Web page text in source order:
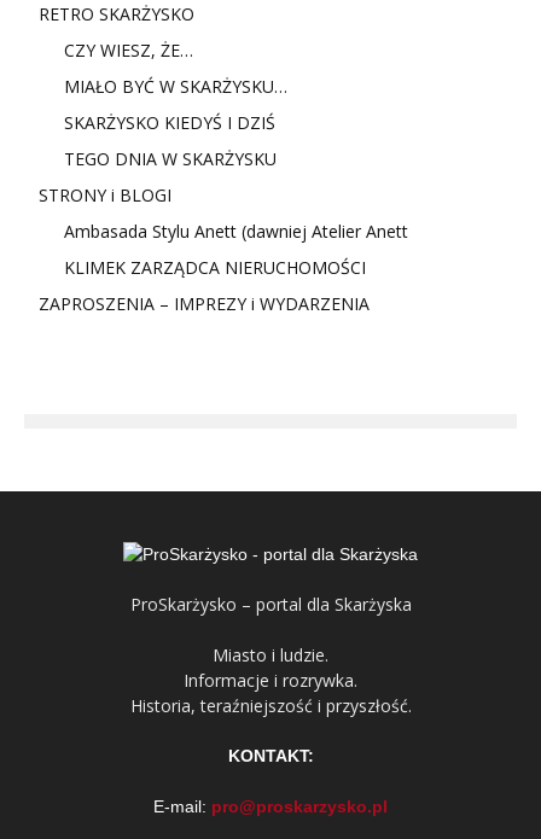
RETRO SKARŻYSKO
CZY WIESZ, ŻE…
MIAŁO BYĆ W SKARŻYSKU…
SKARŻYSKO KIEDYŚ I DZIŚ
TEGO DNIA W SKARŻYSKU
STRONY i BLOGI
Ambasada Stylu Anett (dawniej Atelier Anett
KLIMEK ZARZĄDCA NIERUCHOMOŚCI
ZAPROSZENIA – IMPREZY i WYDARZENIA
ProSkarżysko – portal dla Skarżyska
Miasto i ludzie.
Informacje i rozrywka.
Historia, teraźniejszość i przyszłość.
KONTAKT:
E-mail: pro@proskarzysko.pl